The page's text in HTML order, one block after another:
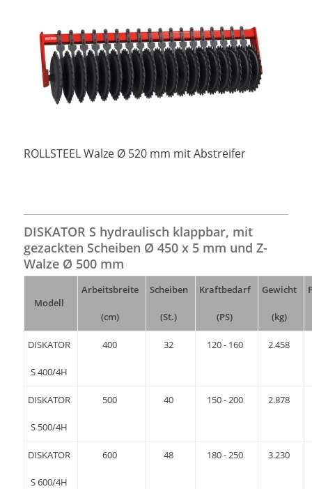
ROLLSTEEL Walze Ø 520 mm mit Abstreifer
DISKATOR S hydraulisch klappbar, mit
gezackten Scheiben Ø 450 x 5 mm und Z-
Walze Ø 500 mm
Modell
Arbeitsbreite
(cm)
Scheiben
(St.)
Kraftbedarf
(PS)
Gewicht
(kg)
DISKATOR
S 400/4H
400 32 120 - 160 2.458
DISKATOR
S 500/4H
500 40 150 - 200 2.878
DISKATOR
S 600/4H
600 48 180 - 250 3.230